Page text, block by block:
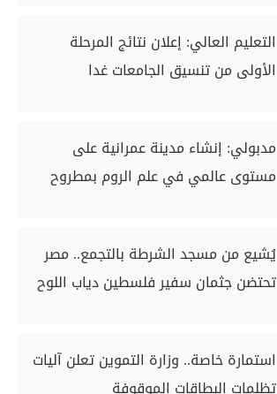
التعليم العالي: إعلان نتائج المرحلة
الأولى من تنسيق الجامعات غدا
مدبولي: إنشاء مدينة عمرانية على
مستوى عالمي في علم الروم بمطروح
يُشيع من مسجد الشرطة بالتجمع.. مصر
تحتضن جثمان سفير فلسطين دياب اللوح
استمارة خاصة.. وزارة التموين تعلن آليات
تظلمات البطاقات الموقوفة